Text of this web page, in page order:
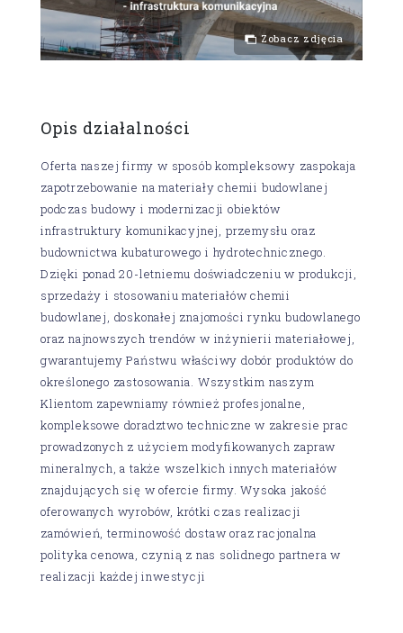
Zobacz zdjęcia
Opis działalności
Oferta naszej firmy w sposób kompleksowy zaspokaja
zapotrzebowanie na materiały chemii budowlanej
podczas budowy i modernizacji obiektów
infrastruktury komunikacyjnej, przemysłu oraz
budownictwa kubaturowego i hydrotechnicznego.
Dzięki ponad 20-letniemu doświadczeniu w produkcji,
sprzedaży i stosowaniu materiałów chemii
budowlanej, doskonałej znajomości rynku budowlanego
oraz najnowszych trendów w inżynierii materiałowej,
gwarantujemy Państwu właściwy dobór produktów do
określonego zastosowania. Wszystkim naszym
Klientom zapewniamy również profesjonalne,
kompleksowe doradztwo techniczne w zakresie prac
prowadzonych z użyciem modyfikowanych zapraw
mineralnych, a także wszelkich innych materiałów
znajdujących się w ofercie firmy. Wysoka jakość
oferowanych wyrobów, krótki czas realizacji
zamówień, terminowość dostaw oraz racjonalna
polityka cenowa, czynią z nas solidnego partnera w
realizacji każdej inwestycji